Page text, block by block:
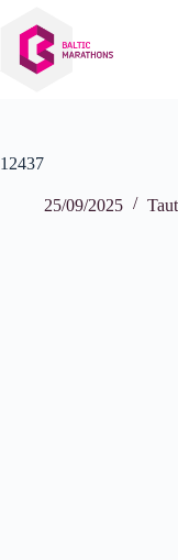
saturu
12437
25/09/2025